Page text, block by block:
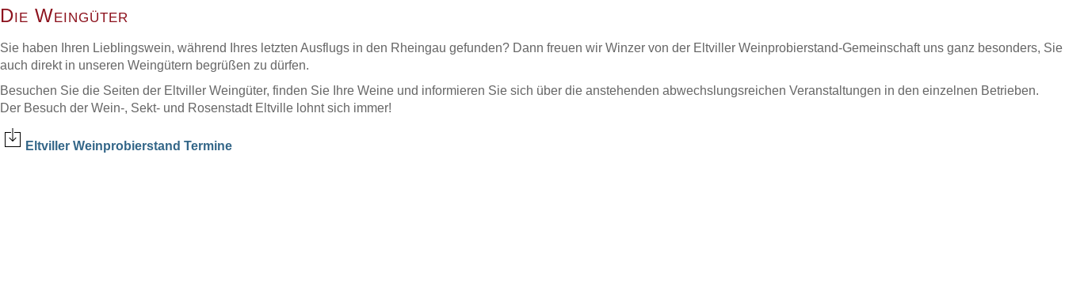
Die Weingüter
Sie haben Ihren Lieblingswein, während Ihres letzten Ausflugs in den Rheingau gefunden? Dann freuen wir Winzer von der Eltviller Weinprobierstand-Gemeinschaft uns ganz besonders, Sie
auch direkt in unseren Weingütern begrüßen zu dürfen.
Besuchen Sie die Seiten der Eltviller Weingüter, finden Sie Ihre Weine und informieren Sie sich über die anstehenden abwechslungsreichen Veranstaltungen in den einzelnen Betrieben.
Der Besuch der Wein-, Sekt- und Rosenstadt Eltville lohnt sich immer!
Eltviller Weinprobierstand Termine